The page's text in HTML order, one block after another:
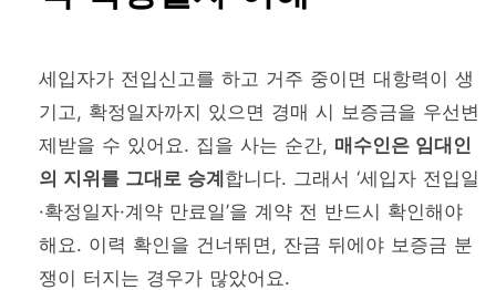
세입자가 전입신고를 하고 거주 중이면 대항력이 생
기고, 확정일자까지 있으면 경매 시 보증금을 우선변
제받을 수 있어요. 집을 사는 순간, 매수인은 임대인
의 지위를 그대로 승계합니다. 그래서 ‘세입자 전입일
·확정일자·계약 만료일’을 계약 전 반드시 확인해야
해요. 이력 확인을 건너뛰면, 잔금 뒤에야 보증금 분
쟁이 터지는 경우가 많았어요.